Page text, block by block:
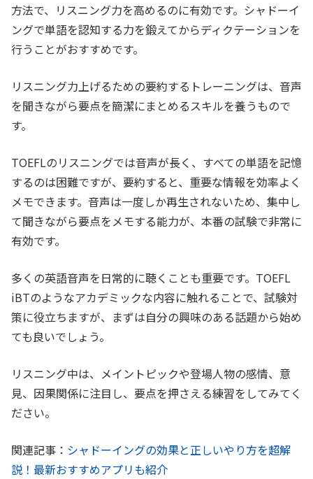
方法で、リスニング力を高めるのに有効です。シャドーイ
ングで単語を認知する力を鍛えてからディクテーションを
行うことがおすすめです。
リスニング力上げるための要約するトレーニングは、音声
を聞きながら要点を簡潔にまとめるスキルを養うもので
す。
TOEFLのリスニングでは音声が長く、すべての単語を記憶
するのは困難ですが、要約すると、重要な情報を効率よく
メモできます。音声は一度しか再生されないため、集中し
て聞きながら要点をメモする能力が、本番の試験で非常に
有効です。
多くの英語音声を日常的に聴くことも重要です。TOEFL
iBTのようなアカデミックな内容に触れることで、試験対
策に役立ちますが、まずは自分の興味のある話題から始め
ても良いでしょう。
リスニング中は、メイントピックや登場人物の感情、意
見、因果関係に注目し、要点を押さえる練習をしてみてく
ださい。
関連記事： シャドーイングの効果と正しいやり方を超解
説！最新おすすめアプリも紹介